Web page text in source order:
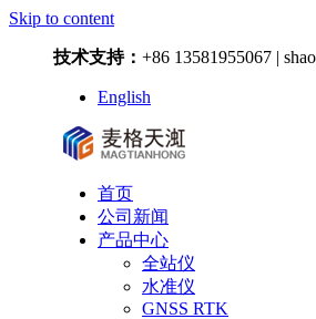
Skip to content
技术支持： +86 13581955067 |
English
首页
公司新闻
产品中心
全站仪
水准仪
GNSS RTK